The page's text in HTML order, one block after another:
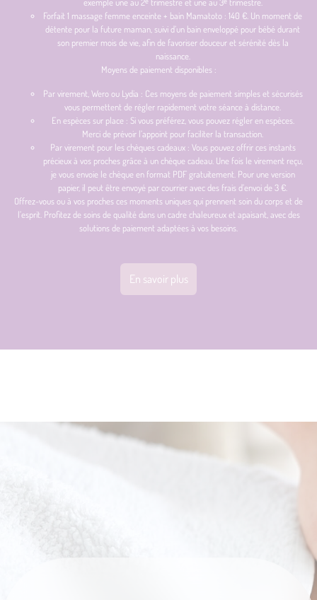
Forfait 1 massage femme enceinte + bain Mamatoto : 140 €. Un moment de
détente pour la future maman, suivi d’un bain enveloppé pour bébé durant
son premier mois de vie, afin de favoriser douceur et sérénité dès la
naissance.
Moyens de paiement disponibles :
Par virement, Wero ou Lydia : Ces moyens de paiement simples et sécurisés
vous permettent de régler rapidement votre séance à distance.
En espèces sur place : Si vous préférez, vous pouvez régler en espèces.
Merci de prévoir l’appoint pour faciliter la transaction.
Par virement pour les chèques cadeaux : Vous pouvez offrir ces instants
précieux à vos proches grâce à un chèque cadeau. Une fois le virement reçu,
je vous envoie le chèque en format PDF gratuitement. Pour une version
papier, il peut être envoyé par courrier avec des frais d’envoi de 3 €.
Offrez-vous ou à vos proches ces moments uniques qui prennent soin du corps et de
l’esprit. Profitez de soins de qualité dans un cadre chaleureux et apaisant, avec des
solutions de paiement adaptées à vos besoins.
En savoir plus